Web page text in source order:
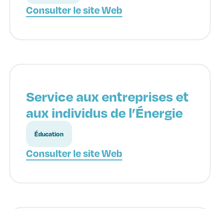
Consulter le site Web
Service aux entreprises et
aux individus de l’Énergie
Éducation
Consulter le site Web